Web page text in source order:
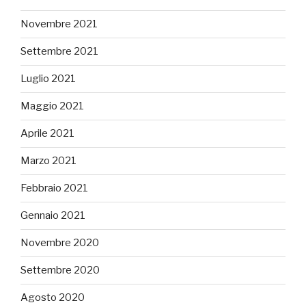
Novembre 2021
Settembre 2021
Luglio 2021
Maggio 2021
Aprile 2021
Marzo 2021
Febbraio 2021
Gennaio 2021
Novembre 2020
Settembre 2020
Agosto 2020